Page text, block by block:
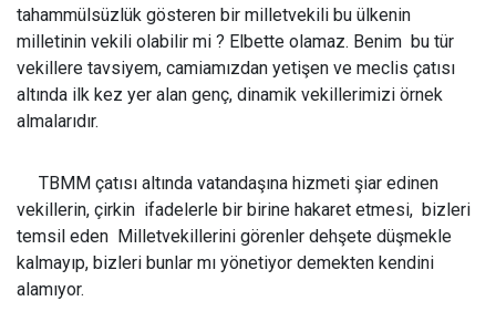
tahammülsüzlük gösteren bir milletvekili bu ülkenin
milletinin vekili olabilir mi ? Elbette olamaz. Benim bu tür
vekillere tavsiyem, camiamızdan yetişen ve meclis çatısı
altında ilk kez yer alan genç, dinamik vekillerimizi örnek
almalarıdır.
TBMM çatısı altında vatandaşına hizmeti şiar edinen
vekillerin, çirkin ifadelerle bir birine hakaret etmesi, bizleri
temsil eden Milletvekillerini görenler dehşete düşmekle
kalmayıp, bizleri bunlar mı yönetiyor demekten kendini
alamıyor.